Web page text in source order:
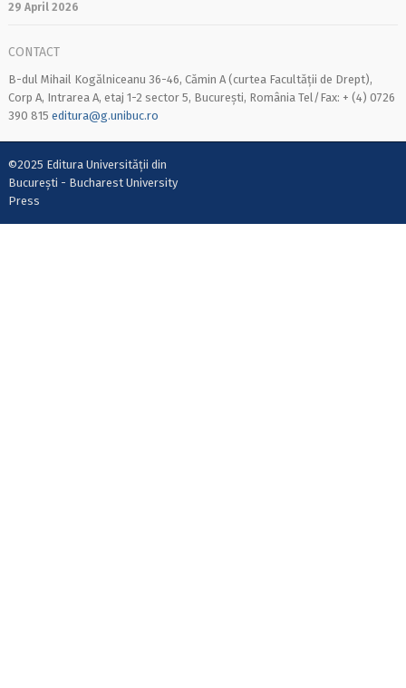
29 April 2026
CONTACT
B-dul Mihail Kogălniceanu 36-46, Cămin A (curtea Facultății de Drept),
Corp A, Intrarea A, etaj 1-2 sector 5, București, România Tel/Fax: + (4) 0726
390 815 editura@g.unibuc.ro
©2025 Editura Universității din
București - Bucharest University
Press